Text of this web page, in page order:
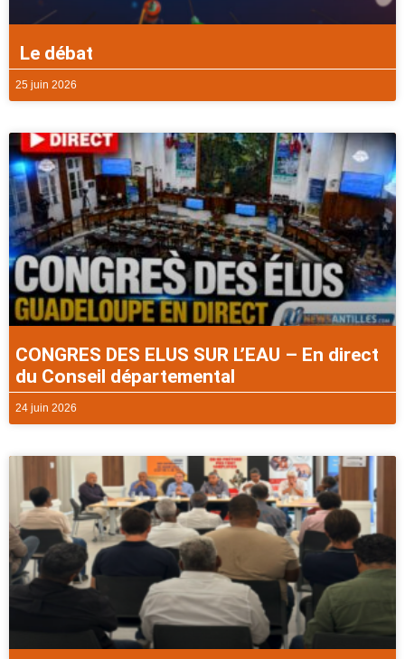
Le débat
25 juin 2026
CONGRES DES ELUS SUR L’EAU – En direct
du Conseil départemental
24 juin 2026